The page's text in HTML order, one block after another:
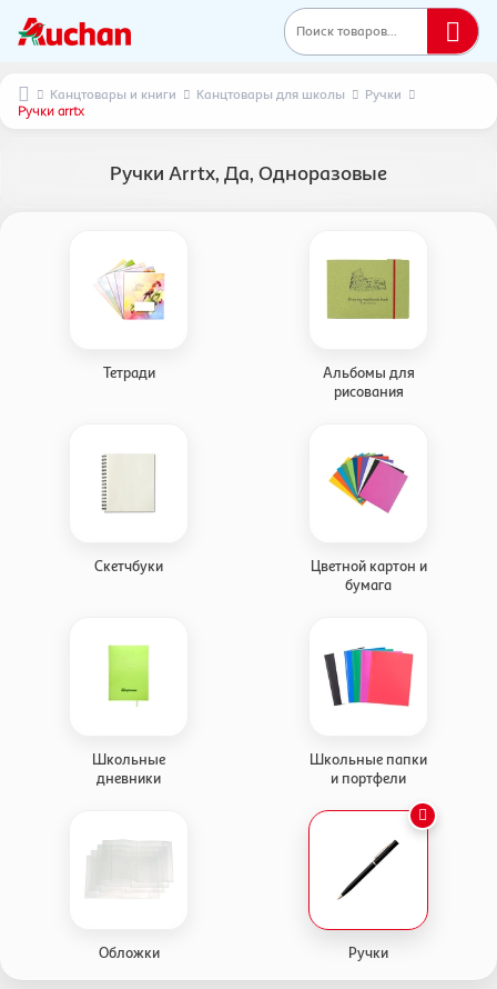
Поиск товаров...
Канцтовары и книги Канцтовары для школы
Ручки
Ручки arrtx
Ручки Arrtx, Да, Одноразовые
Тетради
Альбомы для
рисования
Скетчбуки
Цветной картон и
бумага
Школьные
дневники
Школьные папки
и портфели
Обложки Ручки